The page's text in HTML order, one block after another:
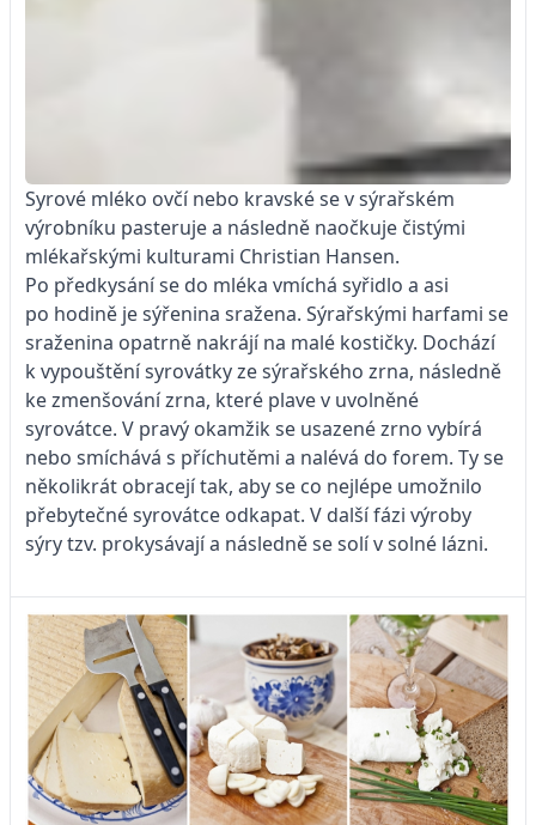
Syrové mléko ovčí nebo kravské se v sýrařském
výrobníku pasteruje a následně naočkuje čistými
mlékařskými kulturami Christian Hansen.
Po předkysání se do mléka vmíchá syřidlo a asi
po hodině je sýřenina sražena. Sýrařskými harfami se
sraženina opatrně nakrájí na malé kostičky. Dochází
k vypouštění syrovátky ze sýrařského zrna, následně
ke zmenšování zrna, které plave v uvolněné
syrovátce. V pravý okamžik se usazené zrno vybírá
nebo smíchává s příchutěmi a nalévá do forem. Ty se
několikrát obracejí tak, aby se co nejlépe umožnilo
přebytečné syrovátce odkapat. V další fázi výroby
sýry tzv. prokysávají a následně se solí v solné lázni.